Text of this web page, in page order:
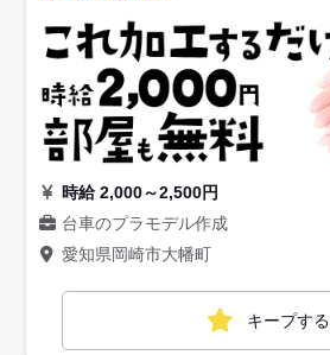
時給 2,000～2,500円
台車のプラモデル作成
愛知県岡崎市大幡町
キープする